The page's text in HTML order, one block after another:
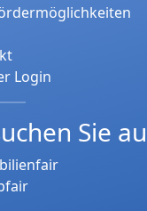
Login
Sie